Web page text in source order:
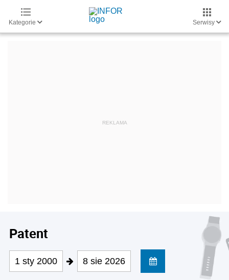
Kategorie Serwisy
Patent
1 sty 2000 8 sie 2026